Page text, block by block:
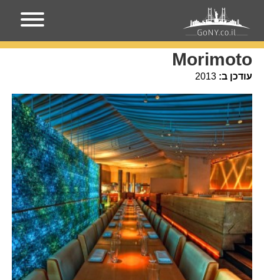
עמוד הבית מקומות בניו-יורק
Morimoto
עודכן ב: 2013